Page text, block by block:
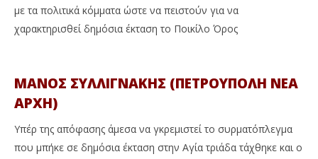
με τα πολιτικά κόμματα ώστε να πειστούν για να
χαρακτηρισθεί δημόσια έκταση το Ποικίλο Όρος
ΜΑΝΟΣ ΣΥΛΛΙΓΝΑΚΗΣ (ΠΕΤΡΟΥΠΟΛΗ ΝΕΑ
ΑΡΧΗ)
Υπέρ της απόφασης άμεσα να γκρεμιστεί το συρματόπλεγμα
που μπήκε σε δημόσια έκταση στην Αγία τριάδα τάχθηκε και ο